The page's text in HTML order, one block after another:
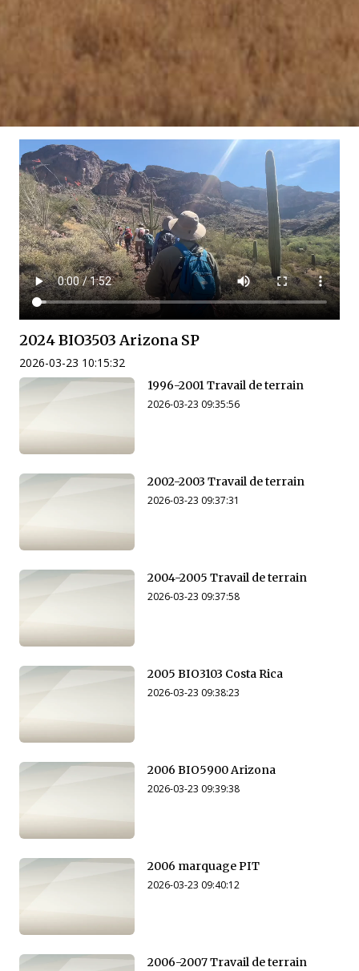
2024 BIO3503 Arizona SP
2026-03-23 10:15:32
1996-2001 Travail de terrain
2026-03-23 09:35:56
2002-2003 Travail de terrain
2026-03-23 09:37:31
2004-2005 Travail de terrain
2026-03-23 09:37:58
2005 BIO3103 Costa Rica
2026-03-23 09:38:23
2006 BIO5900 Arizona
2026-03-23 09:39:38
2006 marquage PIT
2026-03-23 09:40:12
2006-2007 Travail de terrain